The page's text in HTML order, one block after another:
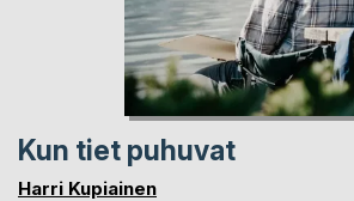
Kun tiet puhuvat
Harri Kupiainen